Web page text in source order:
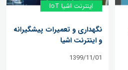
اینترنت اشیا IoT
نگهداری و تعمیرات پیشگیرانه
و اینترنت اشیا
1399/11/01